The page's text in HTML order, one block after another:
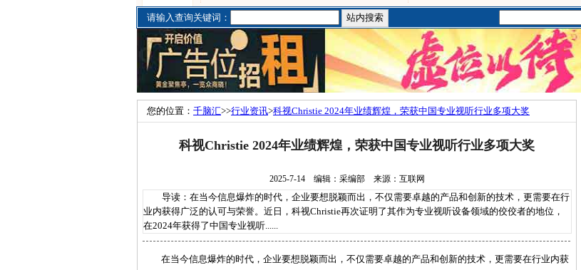
请输入查询关键词：
您的位置： 千脑汇>>行业资讯>科视Christie 2024年业绩辉煌，荣获中国专业视听行业多项大奖
科视Christie 2024年业绩辉煌，荣获中国专业视听行业多项大奖
2025-7-14 编辑：采编部 来源：互联网
导读：在当今信息爆炸的时代，企业要想脱颖而出，不仅需要卓越的产品和创新的技术，更需要在行
业内获得广泛的认可与荣誉。近日，科视Christie再次证明了其作为专业视听设备领域的佼佼者的地位，
在2024年获得了中国专业视听......
在当今信息爆炸的时代，企业要想脱颖而出，不仅需要卓越的产品和创新的技术，更需要在行业内获